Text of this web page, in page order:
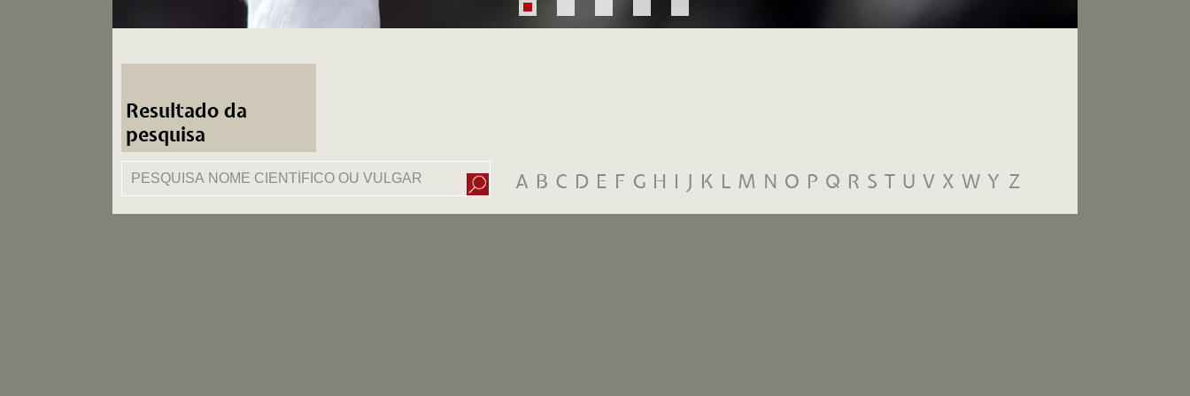
Resultado da
pesquisa
A B C D E F G H I J K L M N O P Q R S T U V X W Y Z